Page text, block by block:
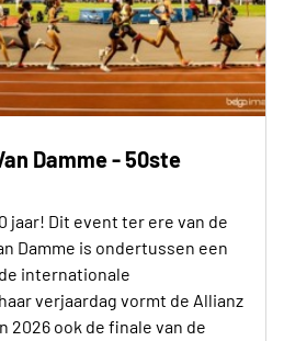
Damme - 50ste
jaar! Dit event ter ere van de
Damme is ondertussen een
internationale
verjaardag vormt de Allianz
2026 ook de finale van de